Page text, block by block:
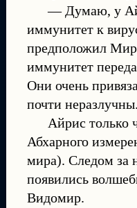
— Думаю, у
иммунитет к
предположил
иммунитет
Они очень
почти неразлучны.
Айрис только
Абхарного
мира). Следом за
появились
Видомир.